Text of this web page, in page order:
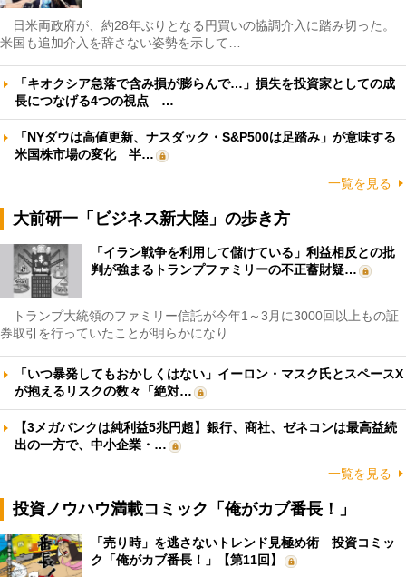
日米両政府が、約28年ぶりとなる円買いの協調介入に踏み切った。
米国も追加介入を辞さない姿勢を示して…
「キオクシア急落で含み損が膨らんで…」損失を投資家としての成
長につなげる4つの視点 …
「NYダウは高値更新、ナスダック・S&P500は足踏み」が意味する
米国株市場の変化 半…
一覧を見る
大前研一「ビジネス新大陸」の歩き方
「イラン戦争を利用して儲けている」利益相反との批
判が強まるトランプファミリーの不正蓄財疑…
トランプ大統領のファミリー信託が今年1～3月に3000回以上もの証
券取引を行っていたことが明らかになり…
「いつ暴発してもおかしくはない」イーロン・マスク氏とスペースX
が抱えるリスクの数々「絶対…
【3メガバンクは純利益5兆円超】銀行、商社、ゼネコンは最高益続
出の一方で、中小企業・…
一覧を見る
投資ノウハウ満載コミック「俺がカブ番長！」
「売り時」を逃さないトレンド見極め術 投資コミッ
ク「俺がカブ番長！」【第11回】